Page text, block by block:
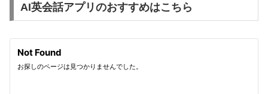
AI英会話アプリのおすすめはこちら